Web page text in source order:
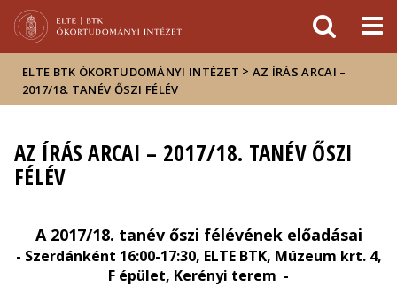
sajtóban
ELTE BTK ÓKORTUDOMÁNYI INTÉZET > AZ ÍRÁS ARCAI –
2017/18. TANÉV ŐSZI FÉLÉV
AZ ÍRÁS ARCAI – 2017/18. TANÉV ŐSZI
FÉLÉV
A 2017/18. tanév őszi félévének előadásai
- Szerdánként 16:00-17:30, ELTE BTK, Múzeum krt. 4,
F épület, Kerényi terem -